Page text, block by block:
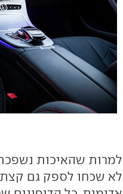
למרות שהאיכות
לא שכחו לספק גם קצת